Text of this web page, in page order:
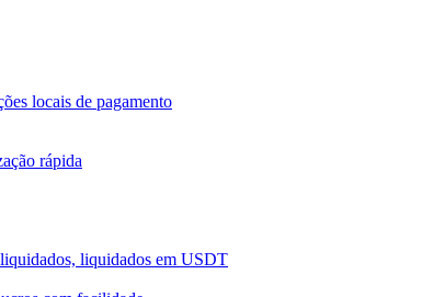
locais de pagamento
rápida
liquidados em USDT